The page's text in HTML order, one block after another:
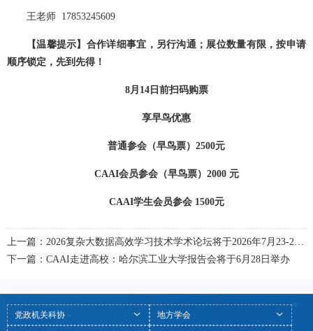
王老师  17853245609
【温馨提示】合作详细事宜，另行沟通；展位数量有限，按申请
顺序锁定，先到先得！
8月14日前扫码购票
享早鸟优惠
普通参会（早鸟票）2500元
CAAI会员参会（早鸟票）2000 元
CAAI学生会员参会 1500元
上一篇：2026复杂大数据高效学习技术学术论坛将于2026年7月23-24日在江苏淮安举办
下一篇：CAAI走进高校：哈尔滨工业大学报告会将于6月28日举办
党政机关科协 地方学会